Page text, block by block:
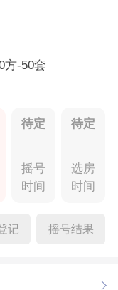
方-50套
待定
摇号
时间
待定
选房
时间
记 摇号结果